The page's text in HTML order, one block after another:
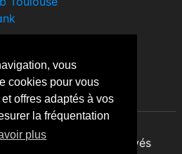
vous
cookies pour vous
offres adaptés à vos
la fréquentation
plus
- Tous droits réservés